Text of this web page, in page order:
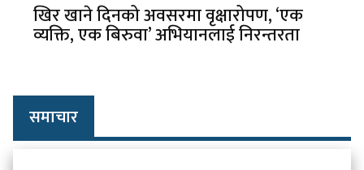
खिर खाने दिनको अवसरमा वृक्षारोपण, ‘एक
व्यक्ति, एक बिरुवा’ अभियानलाई निरन्तरता
समाचार